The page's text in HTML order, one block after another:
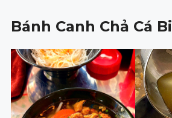
Bánh Canh Chả Cá Bi